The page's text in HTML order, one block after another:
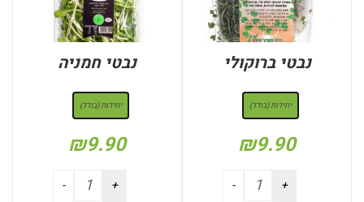
נבטי ברוקולי
יחידות (בודד)
₪9.90
נבטי חמניה
יחידות (בודד)
₪9.90